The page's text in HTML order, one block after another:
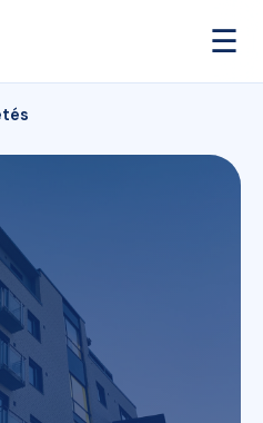
☰